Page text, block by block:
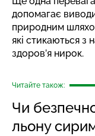
допомагає
природним
які стикаються з
здоров’я нирок.
Читайте також:
Чи
льону